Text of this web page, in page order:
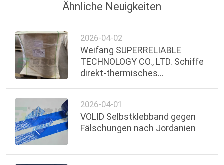
Ähnliche Neuigkeiten
2026-04-02
Weifang SUPERRELIABLE
TECHNOLOGY CO., LTD. Schiffe
direkt-thermisches
Gefrierschrank
2026-04-01
VOLID Selbstklebband gegen
Fälschungen nach Jordanien